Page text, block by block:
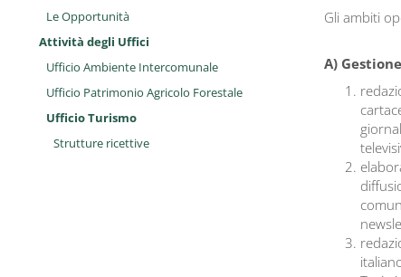
Gli ambiti
A)
Le Opportunità
Attività degli Uffici
Ufficio Ambiente Intercomunale
Ufficio Patrimonio Agricolo Forestale
Ufficio Turismo
Strutture ricettive